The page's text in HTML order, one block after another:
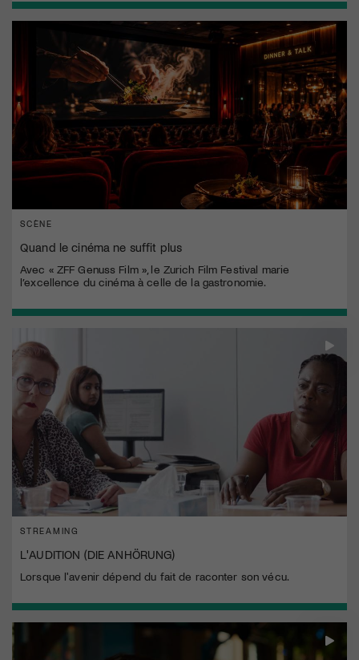
SCÈNE
Quand le cinéma ne suffit plus
Avec « ZFF Genuss Film », le Zurich Film Festival marie
l’excellence du cinéma à celle de la gastronomie.
STREAMING
L'AUDITION (DIE ANHÖRUNG)
Lorsque l'avenir dépend du fait de raconter son vécu.